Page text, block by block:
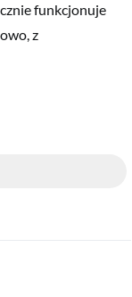
funkcjonuje
z